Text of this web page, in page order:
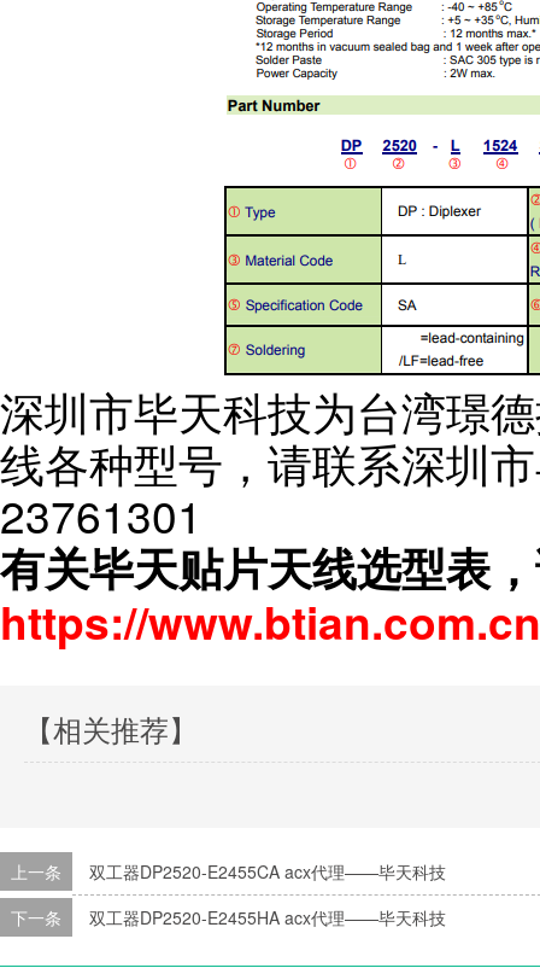
深圳市毕天科技为台湾璟
线各种型号，请联系深圳
23761301
有关毕天贴片天线选型表
https://
【相关推荐】
上一条
双工器DP2520-E2455CA acx代理——毕天科技
下一条
双工器DP2520-E2455HA acx代理——毕天科技